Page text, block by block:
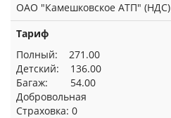
ОАО "Камешковское АТП" (НДС)
Тариф
Полный: 271.00
Детский: 136.00
Багаж: 54.00
Добровольная
Страховка: 0